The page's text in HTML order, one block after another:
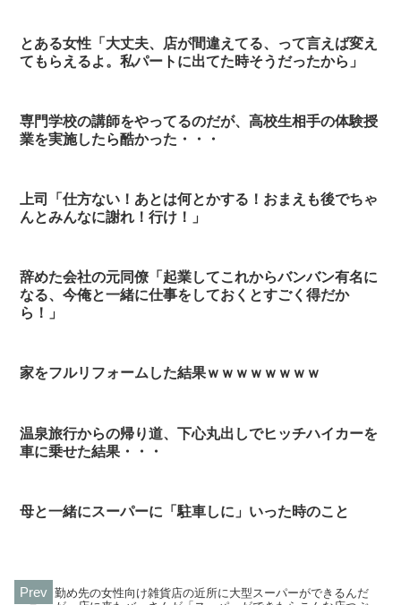
とある女性「大丈夫、店が間違えてる、って言えば変え
てもらえるよ。私パートに出てた時そうだったから」
専門学校の講師をやってるのだが、高校生相手の体験授
業を実施したら酷かった・・・
上司「仕方ない！あとは何とかする！おまえも後でちゃ
んとみんなに謝れ！行け！」
辞めた会社の元同僚「起業してこれからバンバン有名に
なる、今俺と一緒に仕事をしておくとすごく得だか
ら！」
家をフルリフォームした結果ｗｗｗｗｗｗｗｗ
温泉旅行からの帰り道、下心丸出しでヒッチハイカーを
車に乗せた結果・・・
母と一緒にスーパーに「駐車しに」いった時のこと
勤め先の女性向け雑貨店の近所に大型スーパーができるんだ